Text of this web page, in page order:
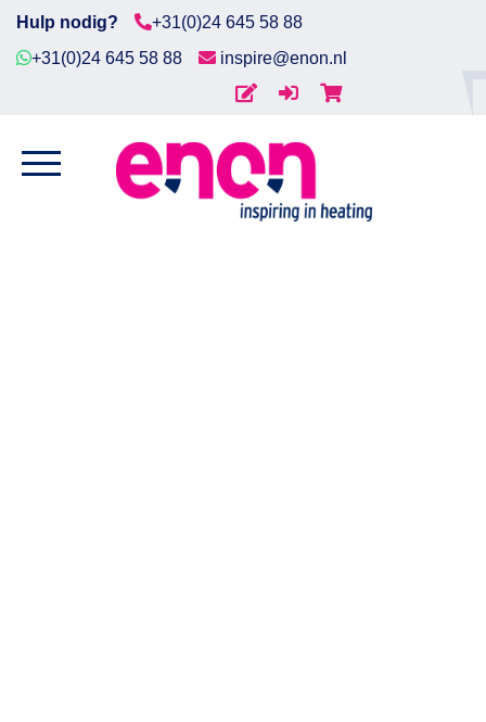
Diensten
Hulp nodig?
+31(0)24 645 58 88
+31(0)24 645 58 88
inspire@enon.nl
Procesverwarming/ Vatverwarmers
Vatverwarmers/ Vatverwarmer, siliconen 1500W
230V t.b.v. 200ltr stalen vat